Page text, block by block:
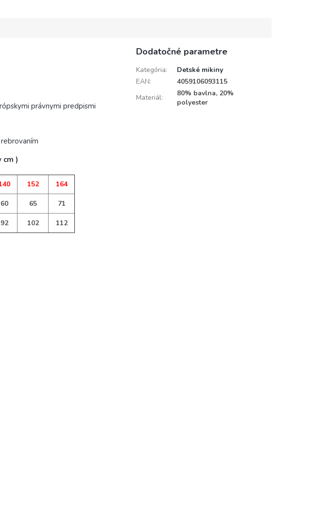
právnymi predpismi
cm )
152 164
60 65 71
92 102 112
Dodatočné parametre
Kategória:
Detské mikiny
EAN:
4059106093115
Materiál:
80% bavlna, 20%
polyester